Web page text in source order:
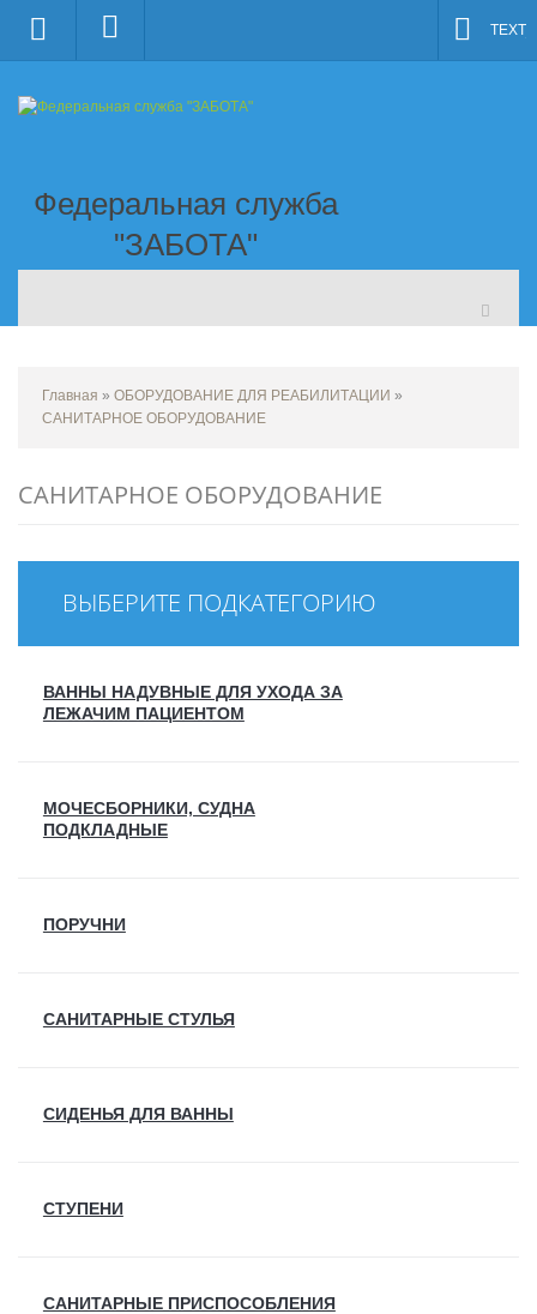
Федеральная служба
"ЗАБОТА"
Главная » ОБОРУДОВАНИЕ ДЛЯ РЕАБИЛИТАЦИИ »
САНИТАРНОЕ ОБОРУДОВАНИЕ
САНИТАРНОЕ ОБОРУДОВАНИЕ
ВЫБЕРИТЕ ПОДКАТЕГОРИЮ
ВАННЫ НАДУВНЫЕ ДЛЯ УХОДА ЗА
ЛЕЖАЧИМ ПАЦИЕНТОМ
МОЧЕСБОРНИКИ, СУДНА
ПОДКЛАДНЫЕ
ПОРУЧНИ
САНИТАРНЫЕ СТУЛЬЯ
СИДЕНЬЯ ДЛЯ ВАННЫ
СТУПЕНИ
САНИТАРНЫЕ ПРИСПОСОБЛЕНИЯ